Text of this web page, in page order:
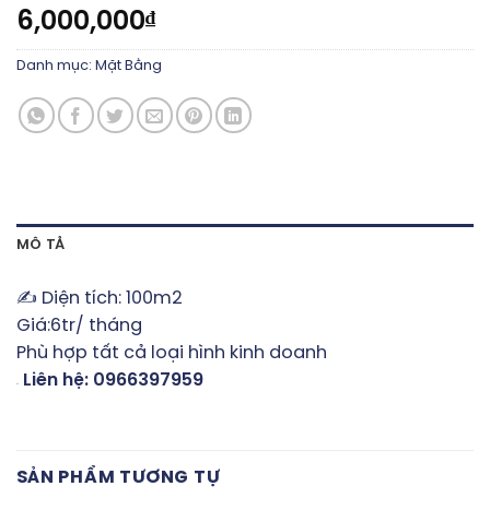
6,000,000₫
Danh mục: Mặt Bằng
MÔ TẢ
✍️ Diện tích: 100m2
Giá:6tr/ tháng
Phù hợp tất cả loại hình kinh doanh
Liên hệ: 0966397959
SẢN PHẨM TƯƠNG TỰ